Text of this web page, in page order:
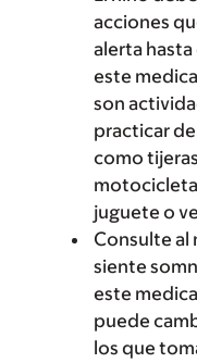
acciones
alerta
este
son
practicar
como
juguete o
Consulte al
siente
este
puede
los que